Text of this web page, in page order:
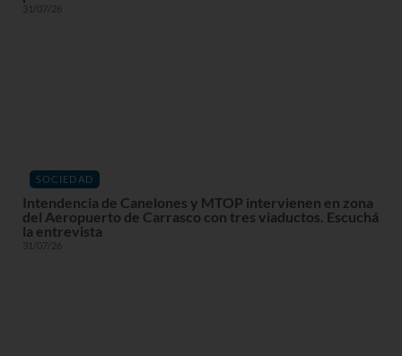
31/07/26
SOCIEDAD
Intendencia de Canelones y MTOP intervienen en zona
del Aeropuerto de Carrasco con tres viaductos. Escuchá
la entrevista
31/07/26